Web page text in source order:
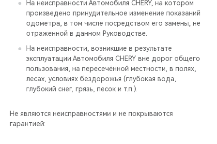
На неисправности Автомобиля CHERY, на котором
произведено принудительное изменение показаний
одометра, в том числе посредством его замены, не
отраженной в данном Руководстве.
На неисправности, возникшие в результате
эксплуатации Автомобиля CHERY вне дорог общего
пользования, на пересечённой местности, в полях,
лесах, условиях бездорожья (глубокая вода,
глубокий снег, грязь, песок и т.п.).
Не являются неисправностями и не покрываются
гарантией: